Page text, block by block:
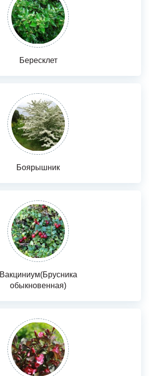
Бересклет
Боярышник
Вакциниум(Брусника
обыкновенная)